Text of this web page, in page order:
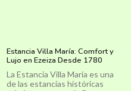
Estancia Villa María: Comfort y
Lujo en Ezeiza Desde 1780
La Estancia Villa María es una
de las estancias históricas